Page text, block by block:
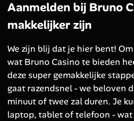
Aanmelden bij Bruno
makkelijker zijn
We zijn blij dat je hier bent!
wat Bruno Casino te bieden
deze super gemakkelijke
gaat razendsnel - we beloven
minuut of twee zal duren. Je
laptop, tablet of telefoon -